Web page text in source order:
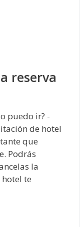
reserva
puedo ir? -
de hotel
que
Podrás
la
te